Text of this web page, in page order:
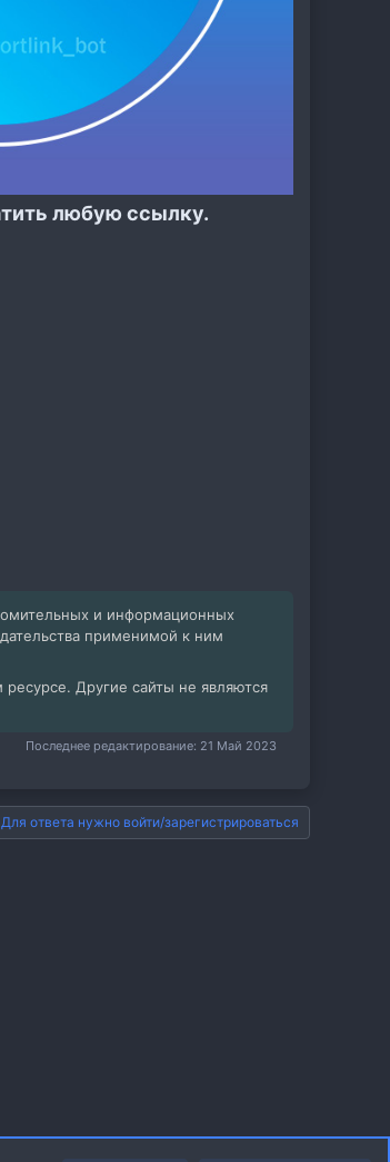
любую ссылку.
и информационных
применимой к ним
Другие сайты не являются
Последнее редактирование: 21 Май 2023
Для ответа нужно войти/зарегистрироваться